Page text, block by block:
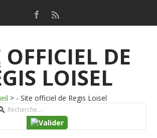
OFFICIEL DE
LOISEL
> - Site officiel de Regis Loisel